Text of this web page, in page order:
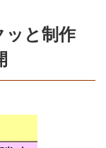
ッと制作